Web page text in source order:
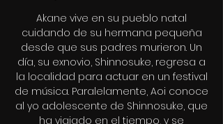
Akane vive en su pueblo natal
cuidando de su hermana pequeña
desde que sus padres murieron. Un
día, su exnovio, Shinnosuke, regresa a
la localidad para actuar en un festival
de música. Paralelamente, Aoi conoce
al yo adolescente de Shinnosuke, que
ha viajado en el tiempo, y se